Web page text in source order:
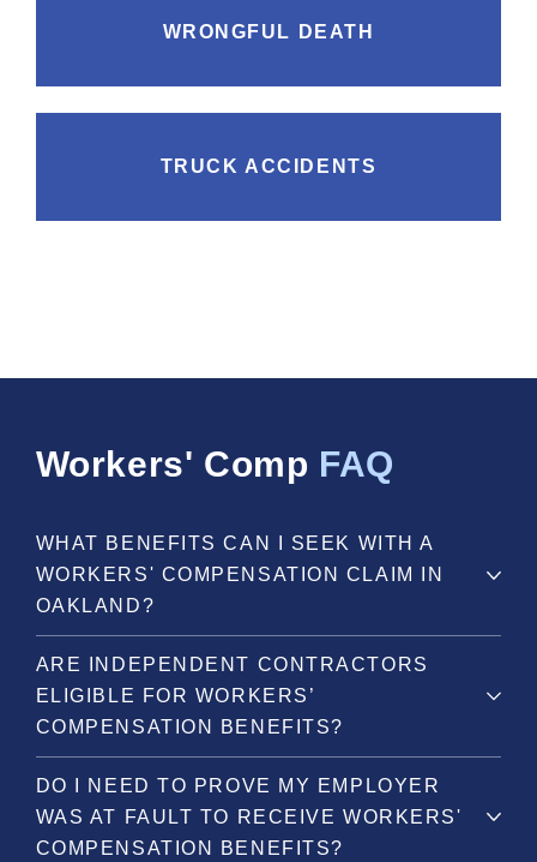
WRONGFUL DEATH
TRUCK ACCIDENTS
Workers' Comp FAQ
WHAT BENEFITS CAN I SEEK WITH A
WORKERS' COMPENSATION CLAIM IN
OAKLAND?
ARE INDEPENDENT CONTRACTORS
ELIGIBLE FOR WORKERS’
COMPENSATION BENEFITS?
DO I NEED TO PROVE MY EMPLOYER
WAS AT FAULT TO RECEIVE WORKERS'
COMPENSATION BENEFITS?